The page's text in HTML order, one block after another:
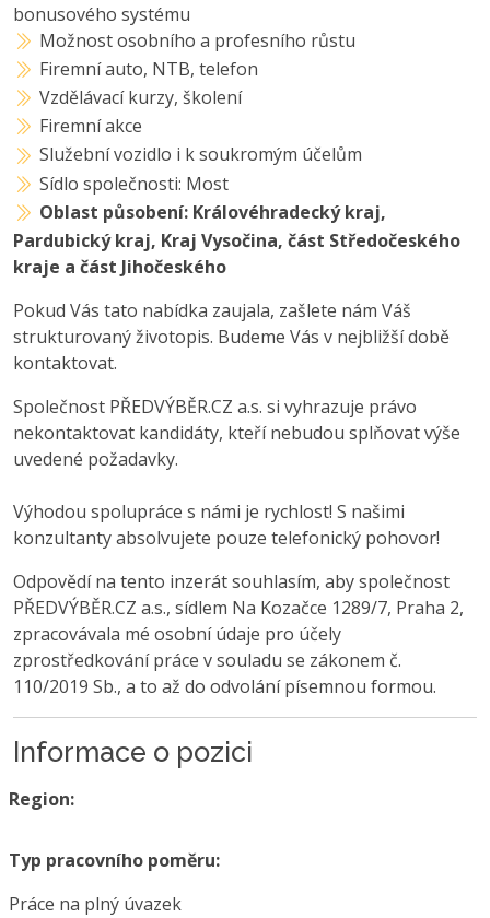
bonusového systému
Možnost osobního a profesního růstu
Firemní auto, NTB, telefon
Vzdělávací kurzy, školení
Firemní akce
Služební vozidlo i k soukromým účelům
Sídlo společnosti: Most
Oblast působení: Královéhradecký kraj,
Pardubický kraj, Kraj Vysočina, část Středočeského
kraje a část Jihočeského
Pokud Vás tato nabídka zaujala, zašlete nám Váš
strukturovaný životopis. Budeme Vás v nejbližší době
kontaktovat.
Společnost PŘEDVÝBĚR.CZ a.s. si vyhrazuje právo
nekontaktovat kandidáty, kteří nebudou splňovat výše
uvedené požadavky.
Výhodou spolupráce s námi je rychlost! S našimi
konzultanty absolvujete pouze telefonický pohovor!
Odpovědí na tento inzerát souhlasím, aby společnost
PŘEDVÝBĚR.CZ a.s., sídlem Na Kozačce 1289/7, Praha 2,
zpracovávala mé osobní údaje pro účely
zprostředkování práce v souladu se zákonem č.
110/2019 Sb., a to až do odvolání písemnou formou.
Informace o pozici
Region:
Typ pracovního poměru:
Práce na plný úvazek